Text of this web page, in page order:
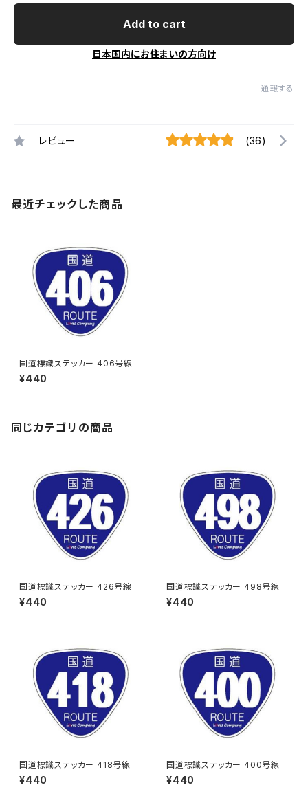
Add to cart
日本国内にお住まいの方向け
通報する
レビュー (36)
最近チェックした商品
国道標識ステッカー 406号線
¥440
同じカテゴリの商品
国道標識ステッカー 426号線
¥440
国道標識ステッカー 498号線
¥440
国道標識ステッカー 418号線
¥440
国道標識ステッカー 400号線
¥440